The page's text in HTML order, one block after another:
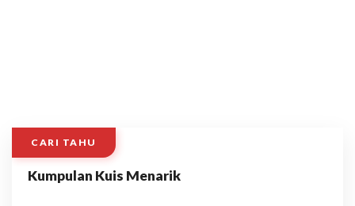
CARI TAHU
Kumpulan Kuis Menarik